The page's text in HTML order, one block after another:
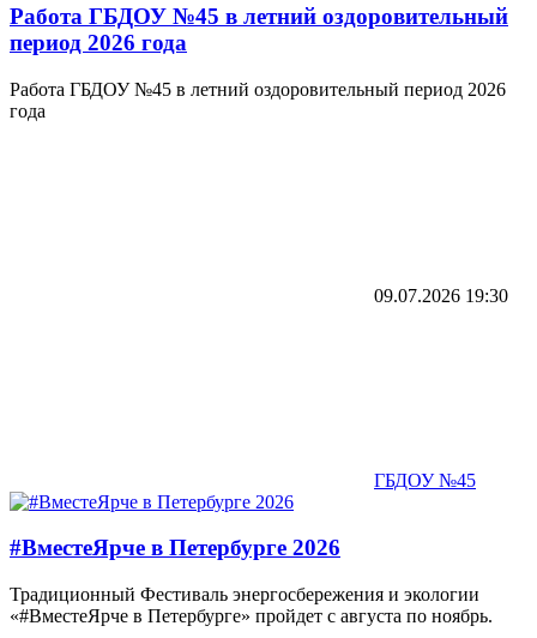
Работа ГБДОУ №45 в летний оздоровительный
период 2026 года
Работа ГБДОУ №45 в летний оздоровительный период 2026
года
09.07.2026 19:30
ГБДОУ №45
#ВместеЯрче в Петербурге 2026
Традиционный Фестиваль энергосбережения и экологии
«#ВместеЯрче в Петербурге» пройдет с августа по ноябрь.